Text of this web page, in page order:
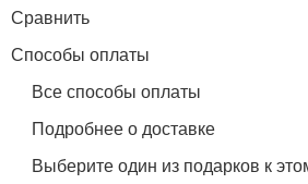
Сравнить
Способы оплаты
Все способы оплаты
Подробнее о доставке
Выберите один из подарков к